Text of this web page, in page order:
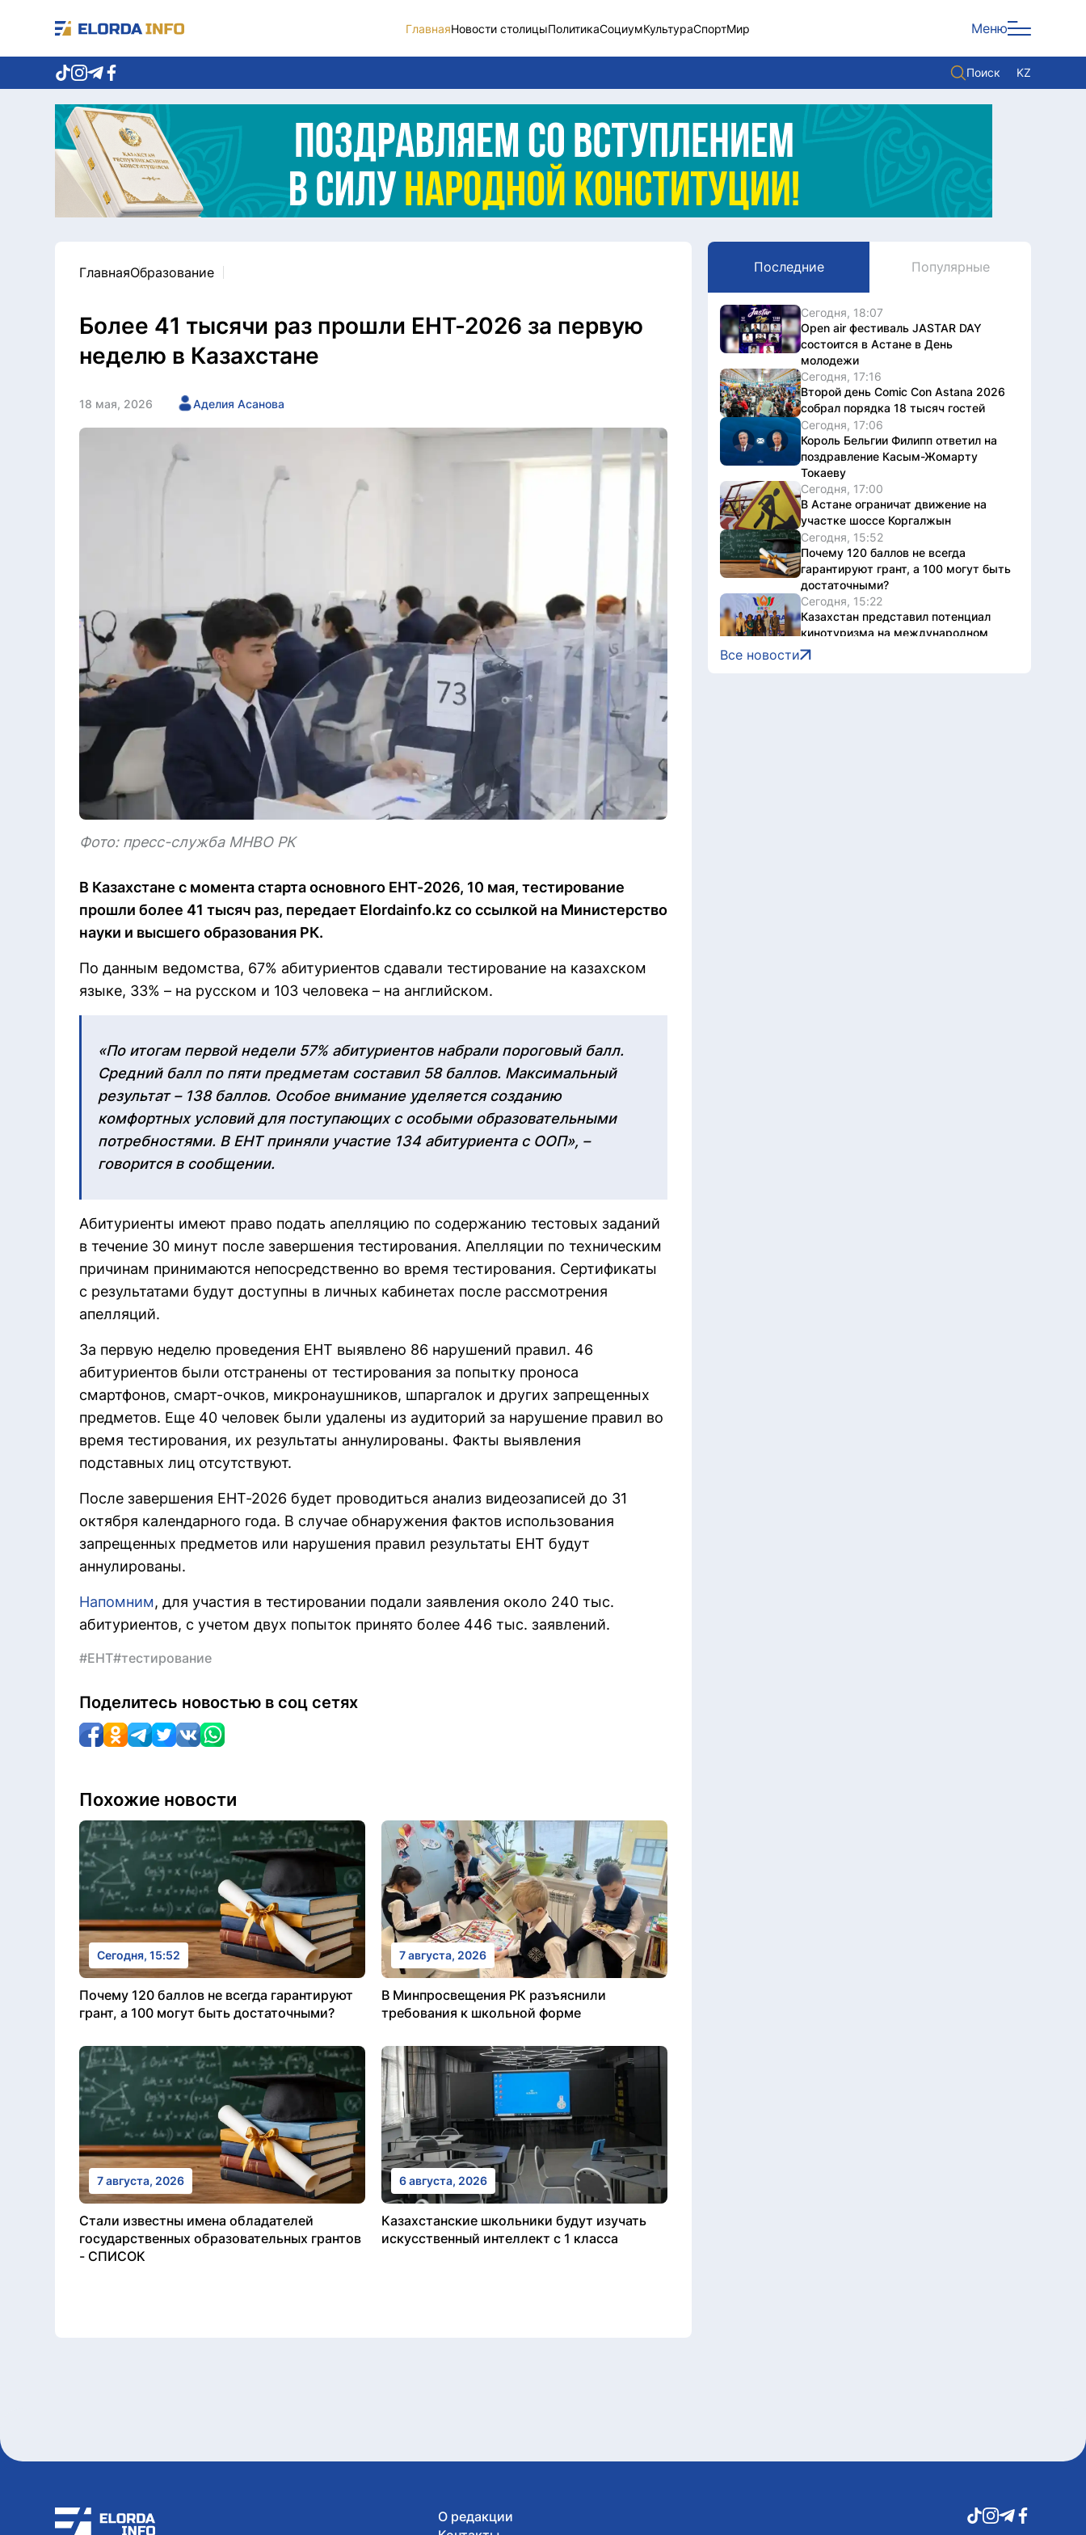
ГлавнаяНовости столицыПолитикаСоциумКультураСпортМир Меню
Поиск KZ
Новости столицы
Политика
Социум
Экономика
Спорт
Культура
Служба Комплаенс
Этический кодекс
Служу стране
ГлавнаяОбразование
Более 41 тысячи раз прошли ЕНТ-2026 за первую
неделю в Казахстане
18 мая, 2026 Аделия Асанова
Фото: пресс-служба МНВО РК
В Казахстане с момента старта основного ЕНТ-2026, 10 мая, тестирование
прошли более 41 тысяч раз, передает Elordainfo.kz со ссылкой на Министерство
науки и высшего образования РК.
По данным ведомства, 67% абитуриентов сдавали тестирование на казахском
языке, 33% – на русском и 103 человека – на английском.
«По итогам первой недели 57% абитуриентов набрали пороговый балл.
Средний балл по пяти предметам составил 58 баллов. Максимальный
результат – 138 баллов. Особое внимание уделяется созданию
комфортных условий для поступающих с особыми образовательными
потребностями. В ЕНТ приняли участие 134 абитуриента с ООП», –
говорится в сообщении.
Абитуриенты имеют право подать апелляцию по содержанию тестовых заданий
в течение 30 минут после завершения тестирования. Апелляции по техническим
причинам принимаются непосредственно во время тестирования. Сертификаты
с результатами будут доступны в личных кабинетах после рассмотрения
апелляций.
За первую неделю проведения ЕНТ выявлено 86 нарушений правил. 46
абитуриентов были отстранены от тестирования за попытку проноса
смартфонов, смарт-очков, микронаушников, шпаргалок и других запрещенных
предметов. Еще 40 человек были удалены из аудиторий за нарушение правил во
время тестирования, их результаты аннулированы. Факты выявления
подставных лиц отсутствуют.
После завершения ЕНТ-2026 будет проводиться анализ видеозаписей до 31
октября календарного года. В случае обнаружения фактов использования
запрещенных предметов или нарушения правил результаты ЕНТ будут
аннулированы.
Напомним, для участия в тестировании подали заявления около 240 тыс.
абитуриентов, с учетом двух попыток принято более 446 тыс. заявлений.
#ЕНТ#тестирование
Поделитесь новостью в соц сетях
Похожие новости
Сегодня, 15:52
Почему 120 баллов не всегда гарантируют
грант, а 100 могут быть достаточными?
7 августа, 2026
В Минпросвещения РК разъяснили
требования к школьной форме
7 августа, 2026
Стали известны имена обладателей
государственных образовательных грантов
- СПИСОК
6 августа, 2026
Казахстанские школьники будут изучать
искусственный интеллект с 1 класса
Последние Популярные
Сегодня, 18:07
Open air фестиваль JASTAR DAY
состоится в Астане в День
молодежи
Сегодня, 17:16
Второй день Comic Con Astana 2026
собрал порядка 18 тысяч гостей
Сегодня, 17:06
Король Бельгии Филипп ответил на
поздравление Касым-Жомарту
Токаеву
Сегодня, 17:00
В Астане ограничат движение на
участке шоссе Коргалжын
Сегодня, 15:52
Почему 120 баллов не всегда
гарантируют грант, а 100 могут быть
достаточными?
Сегодня, 15:22
Казахстан представил потенциал
кинотуризма на международном
форуме в Индии
Сегодня, 15:22
Все новости
О редакции